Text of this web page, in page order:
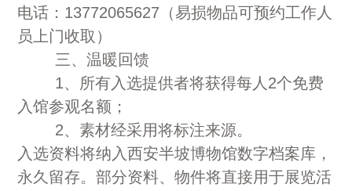
电话：13772065627（易损物品可预约工作人
员上门收取）
三、温暖回馈
1、所有入选提供者将获得每人2个免费
入馆参观名额；
2、素材经采用将标注来源。
入选资料将纳入西安半坡博物馆数字档案库，
永久留存。部分资料、物件将直接用于展览活